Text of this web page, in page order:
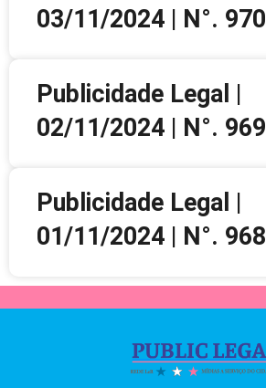
03/11/2024 | N°. 970
Publicidade Legal |
02/11/2024 | N°. 969
Publicidade Legal |
01/11/2024 | N°. 968